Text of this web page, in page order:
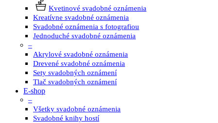
Kvetinové svadobné oznámenia
Kreatívne svadobné oznámenia
Svadobné oznámenia s fotografiou
Jednoduché svadobné oznámenia
–
Akrylové svadobné oznámenia
Drevené svadobné oznámenia
Sety svadobných oznámení
Tlač svadobných oznámení
E-shop
–
Všetky svadobné oznámenia
Svadobné knihy hostí